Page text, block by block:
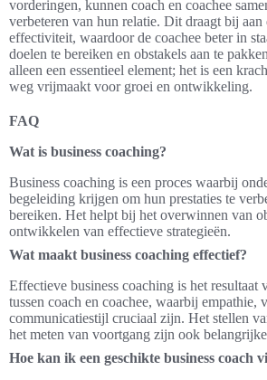
vorderingen, kunnen coach en coachee
verbeteren van hun relatie. Dit draagt bij aan
effectiviteit, waardoor de coachee beter in
doelen te bereiken en obstakels aan te
alleen een essentieel element; het is een
weg vrijmaakt voor groei en ontwikkeling.
FAQ
Wat is business coaching?
Business coaching is een proces waarbij
begeleiding krijgen om hun prestaties te
bereiken. Het helpt bij het overwinnen van
ontwikkelen van effectieve strategieën.
Wat maakt business coaching effectief?
Effectieve business coaching is het resultaat
tussen coach en coachee, waarbij empathie,
communicatiestijl cruciaal zijn. Het stellen
het meten van voortgang zijn ook
Hoe kan ik een geschikte business coach